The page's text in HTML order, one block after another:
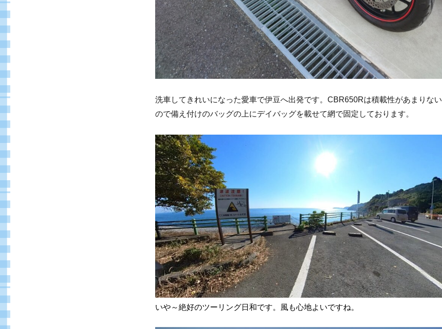
洗車してきれいになった愛車で伊豆へ出発です。CBR650Rは積載性があまりない
ので備え付けのバッグの上にデイバッグを載せて網で固定しております。
いや～絶好のツーリング日和です。風も心地よいですね。